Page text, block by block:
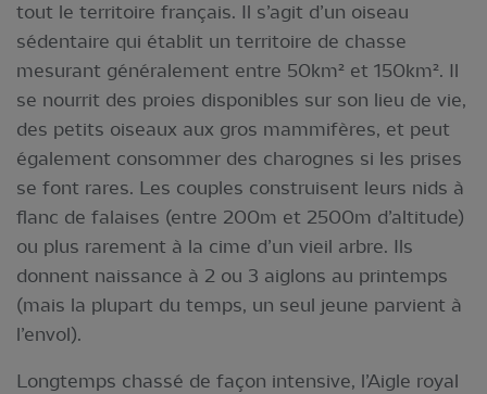
tout le territoire français. Il s’agit d’un oiseau
sédentaire qui établit un territoire de chasse
mesurant généralement entre 50km² et 150km². Il
se nourrit des proies disponibles sur son lieu de vie,
des petits oiseaux aux gros mammifères, et peut
également consommer des charognes si les prises
se font rares. Les couples construisent leurs nids à
flanc de falaises (entre 200m et 2500m d’altitude)
ou plus rarement à la cime d’un vieil arbre. Ils
donnent naissance à 2 ou 3 aiglons au printemps
(mais la plupart du temps, un seul jeune parvient à
l’envol).
Longtemps chassé de façon intensive, l’Aigle royal